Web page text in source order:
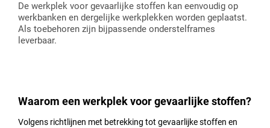
De werkplek voor gevaarlijke stoffen kan eenvoudig op
werkbanken en dergelijke werkplekken worden geplaatst.
Als toebehoren zijn bijpassende onderstelframes
leverbaar.
Waarom een werkplek voor gevaarlijke stoffen?
Volgens richtlijnen met betrekking tot gevaarlijke stoffen en